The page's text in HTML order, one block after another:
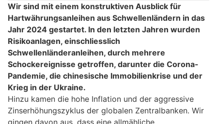
Wir sind mit einem konstruktiven Ausblick für
Hartwährungsanleihen aus Schwellenländern in das
Jahr 2024 gestartet. In den letzten Jahren wurden
Risikoanlagen, einschliesslich
Schwellenländeranleihen, durch mehrere
Schockereignisse getroffen, darunter die Corona-
Pandemie, die chinesische Immobilienkrise und der
Krieg in der Ukraine.
Hinzu kamen die hohe Inflation und der aggressive
Zinserhöhungszyklus der globalen Zentralbanken. Wir
gingen davon aus, dass eine allmähliche